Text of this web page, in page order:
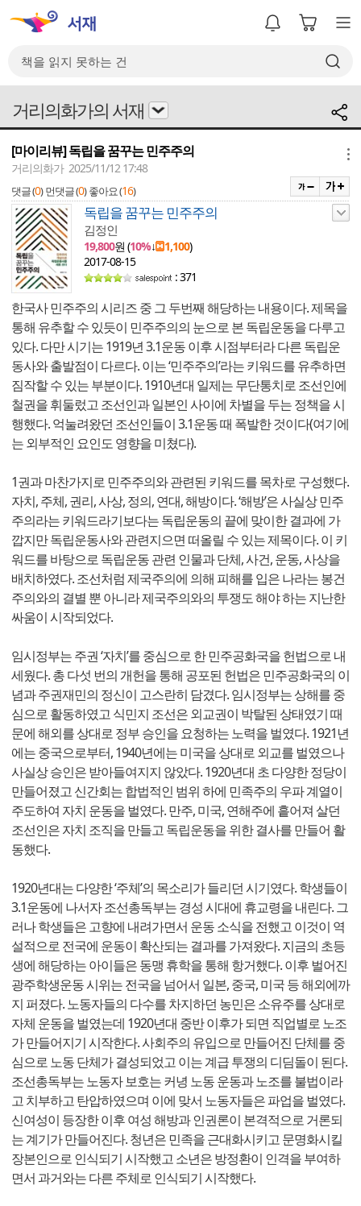
거리의화가의 서재
[마이리뷰] 독립을 꿈꾸는 민주주의
거리의화가 2025/11/12 17:48
댓글 (0) 먼댓글 (0) 좋아요 (16)
독립을 꿈꾸는 민주주의
김정인
19,800원 (10%↓ 1,100)
2017-08-15
: 371
한국사 민주주의 시리즈 중 그 두번째 해당하는 내용이다. 제목을
통해 유추할 수 있듯이 민주주의의 눈으로 본 독립운동을 다루고
있다. 다만 시기는 1919년 3.1운동 이후 시점부터라 다른 독립운
동사와 출발점이 다르다. 이는 ‘민주주의’라는 키워드를 유추하면
짐작할 수 있는 부분이다. 1910년대 일제는 무단통치로 조선인에
철권을 휘둘렀고 조선인과 일본인 사이에 차별을 두는 정책을 시
행했다. 억눌려왔던 조선인들이 3.1운동 때 폭발한 것이다(여기에
는 외부적인 요인도 영향을 미쳤다).
1권과 마찬가지로 민주주의와 관련된 키워드를 목차로 구성했다.
자치, 주체, 권리, 사상, 정의, 연대, 해방이다. ‘해방’은 사실상 민주
주의라는 키워드라기보다는 독립운동의 끝에 맞이한 결과에 가
깝지만 독립운동사와 관련지으면 떠올릴 수 있는 제목이다. 이 키
워드를 바탕으로 독립운동 관련 인물과 단체, 사건, 운동, 사상을
배치하였다. 조선처럼 제국주의에 의해 피해를 입은 나라는 봉건
주의와의 결별 뿐 아니라 제국주의와의 투쟁도 해야 하는 지난한
싸움이 시작되었다.
임시정부는 주권 ‘자치’를 중심으로 한 민주공화국을 헌법으로 내
세웠다. 총 다섯 번의 개헌을 통해 공포된 헌법은 민주공화국의 이
념과 주권재민의 정신이 고스란히 담겼다. 임시정부는 상해를 중
심으로 활동하였고 식민지 조선은 외교권이 박탈된 상태였기 때
문에 해외를 상대로 정부 승인을 요청하는 노력을 벌였다. 1921년
에는 중국으로부터, 1940년에는 미국을 상대로 외교를 벌였으나
사실상 승인은 받아들여지지 않았다. 1920년대 초 다양한 정당이
만들어졌고 신간회는 합법적인 범위 하에 민족주의 우파 계열이
주도하여 자치 운동을 벌였다. 만주, 미국, 연해주에 흩어져 살던
조선인은 자치 조직을 만들고 독립운동을 위한 결사를 만들어 활
동했다.
1920년대는 다양한 ‘주체’의 목소리가 들리던 시기였다. 학생들이
3.1운동에 나서자 조선총독부는 경성 시대에 휴교령을 내린다. 그
러나 학생들은 고향에 내려가면서 운동 소식을 전했고 이것이 역
설적으로 전국에 운동이 확산되는 결과를 가져왔다. 지금의 초등
생에 해당하는 아이들은 동맹 휴학을 통해 항거했다. 이후 벌어진
광주학생운동 시위는 전국을 넘어서 일본, 중국, 미국 등 해외에까
지 퍼졌다. 노동자들의 다수를 차지하던 농민은 소유주를 상대로
자체 운동을 벌였는데 1920년대 중반 이후가 되면 직업별로 노조
가 만들어지기 시작한다. 사회주의 유입으로 만들어진 단체를 중
심으로 노동 단체가 결성되었고 이는 계급 투쟁의 디딤돌이 된다.
조선총독부는 노동자 보호는 커녕 노동 운동과 노조를 불법이라
고 치부하고 탄압하였으며 이에 맞서 노동자들은 파업을 벌였다.
신여성이 등장한 이후 여성 해방과 인권론이 본격적으로 거론되
는 계기가 만들어진다. 청년은 민족을 근대화시키고 문명화시킬
장본인으로 인식되기 시작했고 소년은 방정환이 인격을 부여하
면서 과거와는 다른 주체로 인식되기 시작했다.